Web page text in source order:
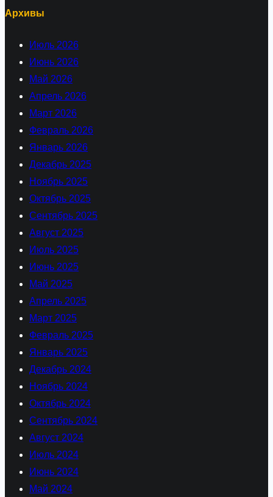
Архивы
Июль 2026
Июнь 2026
Май 2026
Апрель 2026
Март 2026
Февраль 2026
Январь 2026
Декабрь 2025
Ноябрь 2025
Октябрь 2025
Сентябрь 2025
Август 2025
Июль 2025
Июнь 2025
Май 2025
Апрель 2025
Март 2025
Февраль 2025
Январь 2025
Декабрь 2024
Ноябрь 2024
Октябрь 2024
Сентябрь 2024
Август 2024
Июль 2024
Июнь 2024
Май 2024